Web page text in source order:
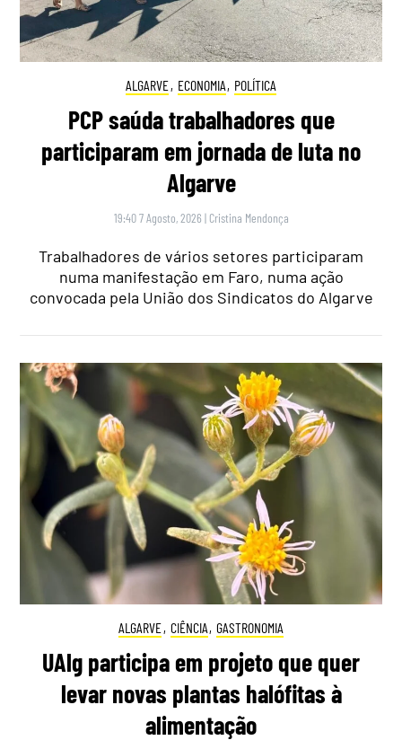
ALGARVE, ECONOMIA, POLÍTICA
PCP saúda trabalhadores que
participaram em jornada de luta no
Algarve
19:40 7 Agosto, 2026 | Cristina Mendonça
Trabalhadores de vários setores participaram
numa manifestação em Faro, numa ação
convocada pela União dos Sindicatos do Algarve
ALGARVE, CIÊNCIA, GASTRONOMIA
UAlg participa em projeto que quer
levar novas plantas halófitas à
alimentação